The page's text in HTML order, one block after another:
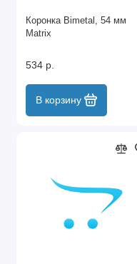
Коронка Bimetal, 54 мм
Matrix
534 р.
В корзину